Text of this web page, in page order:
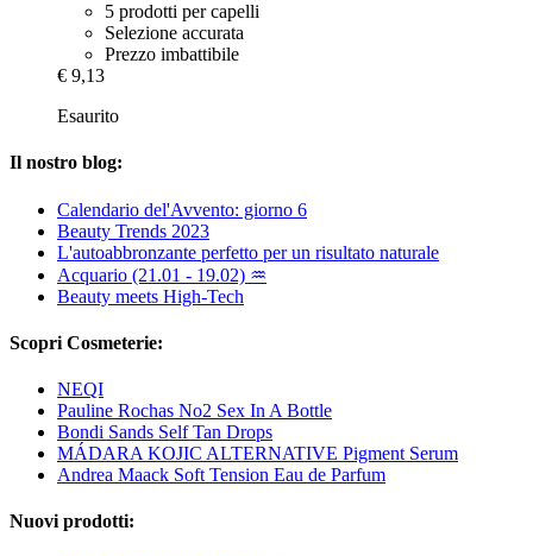
5 prodotti per capelli
Selezione accurata
Prezzo imbattibile
€ 9,13
Esaurito
Il nostro blog:
Calendario del'Avvento: giorno 6
Beauty Trends 2023
L'autoabbronzante perfetto per un risultato naturale
Acquario (21.01 - 19.02) ♒
Beauty meets High-Tech
Scopri Cosmeterie:
NEQI
Pauline Rochas No2 Sex In A Bottle
Bondi Sands Self Tan Drops
MÁDARA KOJIC ALTERNATIVE Pigment Serum
Andrea Maack Soft Tension Eau de Parfum
Nuovi prodotti: